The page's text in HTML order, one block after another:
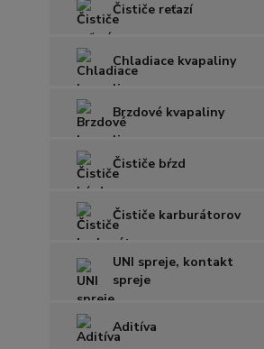
Čističe reťazí
Chladiace kvapaliny
Brzdové kvapaliny
Čističe bŕzd
Čističe karburátorov
UNI spreje, kontakt
spreje
Aditíva